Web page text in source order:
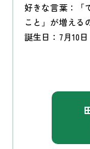
好きな言葉：「
こと」が増える
誕生日：7月10日